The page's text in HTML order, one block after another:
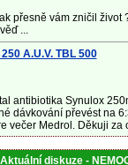
přesně vám zničil život
...
A.U.V. TBL 500
antibiotika Synulox
dávkování převést na
večer Medrol. Děkuji za
Aktuální diskuze -